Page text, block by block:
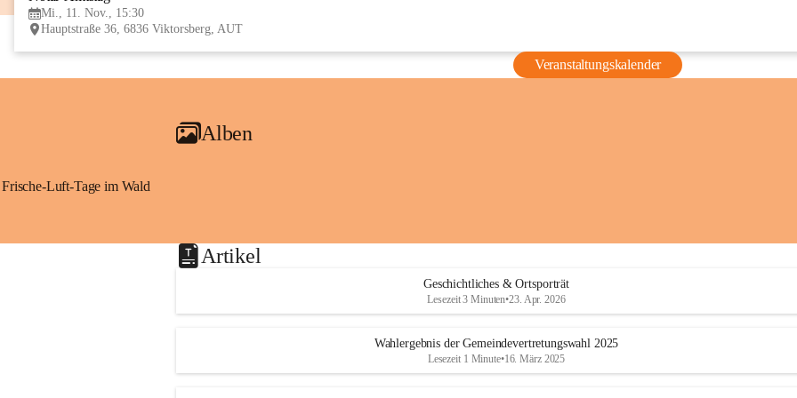
Mi., 11. Nov., 15:30
Hauptstraße 36, 6836 Viktorsberg, AUT
Veranstaltungskalender
Alben
Frische-Luft-Tage im Wald
Artikel
Geschichtliches & Ortsporträt
Lesezeit 3 Minuten•23. Apr. 2026
Wahlergebnis der Gemeindevertretungswahl 2025
Lesezeit 1 Minute•16. März 2025